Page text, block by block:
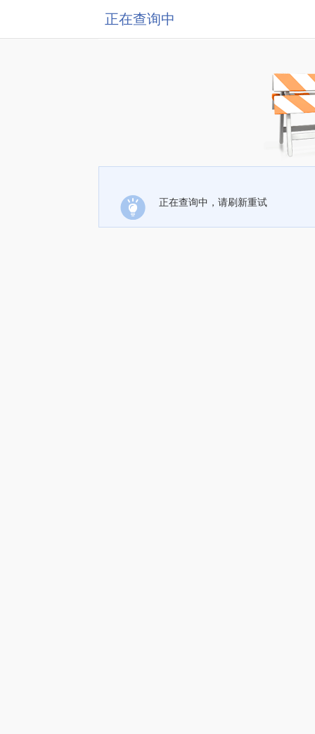
正在查询中
正在查询中，请刷新重试